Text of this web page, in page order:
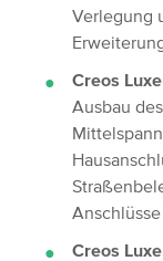
Verlegung
Creos
Ausbau
Anschlüsse
Creos